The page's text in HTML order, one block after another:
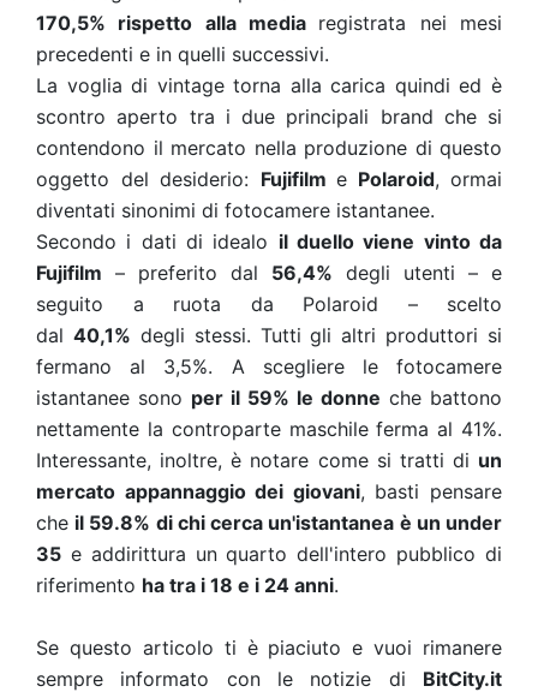
170,5% rispetto alla media registrata nei mesi
precedenti e in quelli successivi.
La voglia di vintage torna alla carica quindi ed è
scontro aperto tra i due principali brand che si
contendono il mercato nella produzione di questo
oggetto del desiderio: Fujifilm e Polaroid, ormai
diventati sinonimi di fotocamere istantanee.
Secondo i dati di idealo il duello viene vinto da
Fujifilm – preferito dal 56,4% degli utenti – e
seguito a ruota da Polaroid – scelto
dal 40,1% degli stessi. Tutti gli altri produttori si
fermano al 3,5%. A scegliere le fotocamere
istantanee sono per il 59% le donne che battono
nettamente la controparte maschile ferma al 41%.
Interessante, inoltre, è notare come si tratti di un
mercato appannaggio dei giovani, basti pensare
che il 59.8% di chi cerca un'istantanea è un under
35 e addirittura un quarto dell'intero pubblico di
riferimento ha tra i 18 e i 24 anni.
Se questo articolo ti è piaciuto e vuoi rimanere
sempre informato con le notizie di BitCity.it